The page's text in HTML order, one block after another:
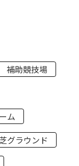
補助競技場
ム
グラウンド